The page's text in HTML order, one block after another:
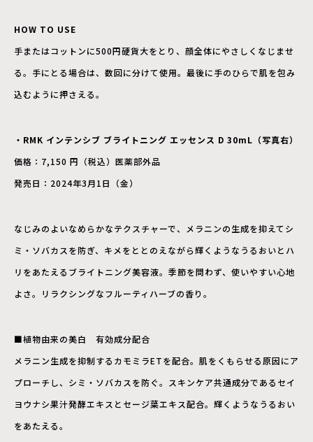
HOW TO USE
手またはコットンに500円硬貨大をとり、顔全体にやさしくなじませ
る。手にとる場合は、数回に分けて使用。最後に手のひらで肌を包み
込むように押さえる。
・RMK インテンシブ ブライトニング エッセンス D 30mL（写真右）
価格：7,150 円（税込）医薬部外品
発売日：2024年3月1日（金）
なじみのよいなめらかなテクスチャーで、メラニンの生成を抑えてシ
ミ・ソバカスを防ぎ、キメをととのえながら輝くようなうるおいとハ
リをあたえるブライトニング美容液。季節を問わず、使いやすい心地
よさ。リラクシングなフルーティハーブの香り。
■植物由来の美白 有効成分配合
メラニン生成を抑制するカモミラETを配合。肌をくもらせる原因にア
プローチし、シミ・ソバカスを防ぐ。スキンケア共通成分であるセイ
ヨウナシ果汁発酵エキスとセージ葉エキス配合。輝くようなうるおい
をあたえる。